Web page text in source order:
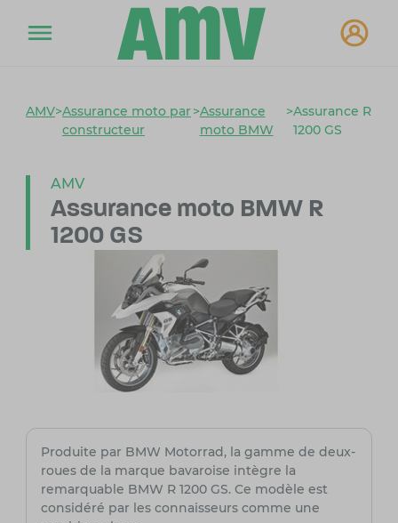
AMV>Assurance moto par
constructeur
>Assurance
moto BMW
>Assurance R
1200 GS
AMV
Assurance moto BMW R
1200 GS
Produite par BMW Motorrad, la gamme de deux-
roues de la marque bavaroise intègre la
remarquable BMW R 1200 GS. Ce modèle est
considéré par les connaisseurs comme une